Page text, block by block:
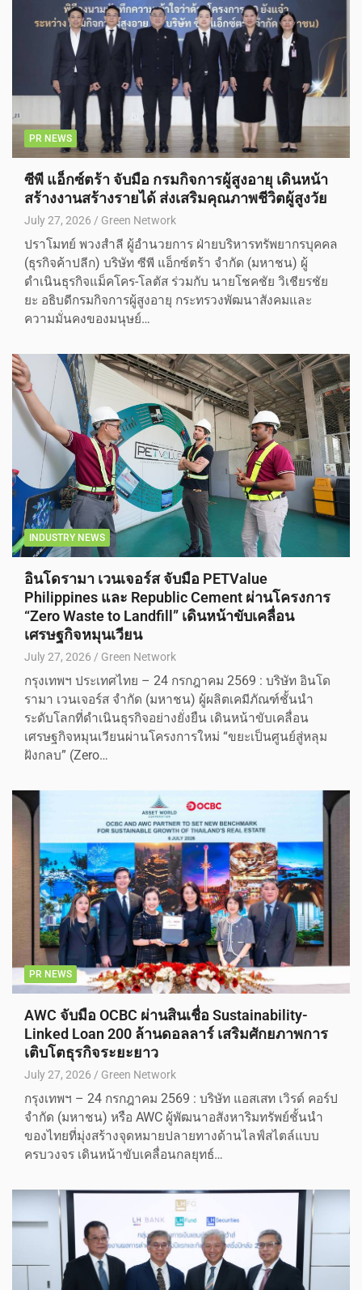
PR NEWS
ซีพี แอ็กซ์ตร้า จับมือ กรมกิจการผู้สูงอายุ เดินหน้า
สร้างงานสร้างรายได้ ส่งเสริมคุณภาพชีวิตผู้สูงวัย
July 27, 2026 Green Network
ปราโมทย์ พวงสำลี ผู้อํานวยการ ฝ่ายบริหารทรัพยากรบุคคล
(ธุรกิจค้าปลีก) บริษัท ซีพี แอ็กซ์ตร้า จำกัด (มหาชน) ผู้
ดำเนินธุรกิจแม็คโคร-โลตัส ร่วมกับ นายโชคชัย วิเชียรชัย
ยะ อธิบดีกรมกิจการผู้สูงอายุ กระทรวงพัฒนาสังคมและ
ความมั่นคงของมนุษย์…
INDUSTRY NEWS
อินโดรามา เวนเจอร์ส จับมือ PETValue
Philippines และ Republic Cement ผ่านโครงการ
“Zero Waste to Landfill” เดินหน้าขับเคลื่อน
เศรษฐกิจหมุนเวียน
July 27, 2026 Green Network
กรุงเทพฯ ประเทศไทย – 24 กรกฎาคม 2569 : บริษัท อินโด
รามา เวนเจอร์ส จำกัด (มหาชน) ผู้ผลิตเคมีภัณฑ์ชั้นนำ
ระดับโลกที่ดำเนินธุรกิจอย่างยั่งยืน เดินหน้าขับเคลื่อน
เศรษฐกิจหมุนเวียนผ่านโครงการใหม่ “ขยะเป็นศูนย์สู่หลุม
ฝังกลบ” (Zero…
PR NEWS
AWC จับมือ OCBC ผ่านสินเชื่อ Sustainability-
Linked Loan 200 ล้านดอลลาร์ เสริมศักยภาพการ
เติบโตธุรกิจระยะยาว
July 27, 2026 Green Network
กรุงเทพฯ – 24 กรกฎาคม 2569 : บริษัท แอสเสท เวิรด์ คอร์ป
จำกัด (มหาชน) หรือ AWC ผู้พัฒนาอสังหาริมทรัพย์ชั้นนำ
ของไทยที่มุ่งสร้างจุดหมายปลายทางด้านไลฟ์สไตล์แบบ
ครบวงจร เดินหน้าขับเคลื่อนกลยุทธ์…